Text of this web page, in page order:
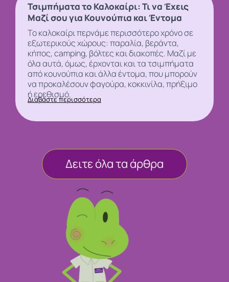
Τσιμπήματα το Καλοκαίρι: Τι να Έχεις
Μαζί σου για Κουνούπια και Έντομα
Το καλοκαίρι περνάμε περισσότερο χρόνο σε
εξωτερικούς χώρους: παραλία, βεράντα,
κήπος, camping, βόλτες και διακοπές. Μαζί με
όλα αυτά, όμως, έρχονται και τα τσιμπήματα
απόκουνούπια και άλλα έντομα, που μπορούν
να προκαλέσουν φαγούρα, κοκκινίλα, πρήξιμο
ή ερεθισμό.
Διαβάστε περισσότερα
Δειτε όλα τα άρθρα